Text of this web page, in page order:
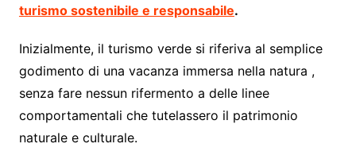
turismo sostenibile e responsabile.
Inizialmente, il turismo verde si riferiva al semplice
godimento di una vacanza immersa nella natura ,
senza fare nessun rifermento a delle linee
comportamentali che tutelassero il patrimonio
naturale e culturale.